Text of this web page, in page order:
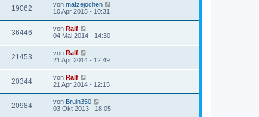
19062 von matzejochen
10 Apr 2015 - 10:31
36446 von Ralf
04 Mai 2014 - 14:30
21453 von Ralf
21 Apr 2014 - 12:49
20344 von Ralf
21 Apr 2014 - 12:15
20984 von Bruin350
03 Okt 2013 - 18:05